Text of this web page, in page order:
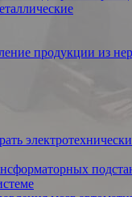
продукции из